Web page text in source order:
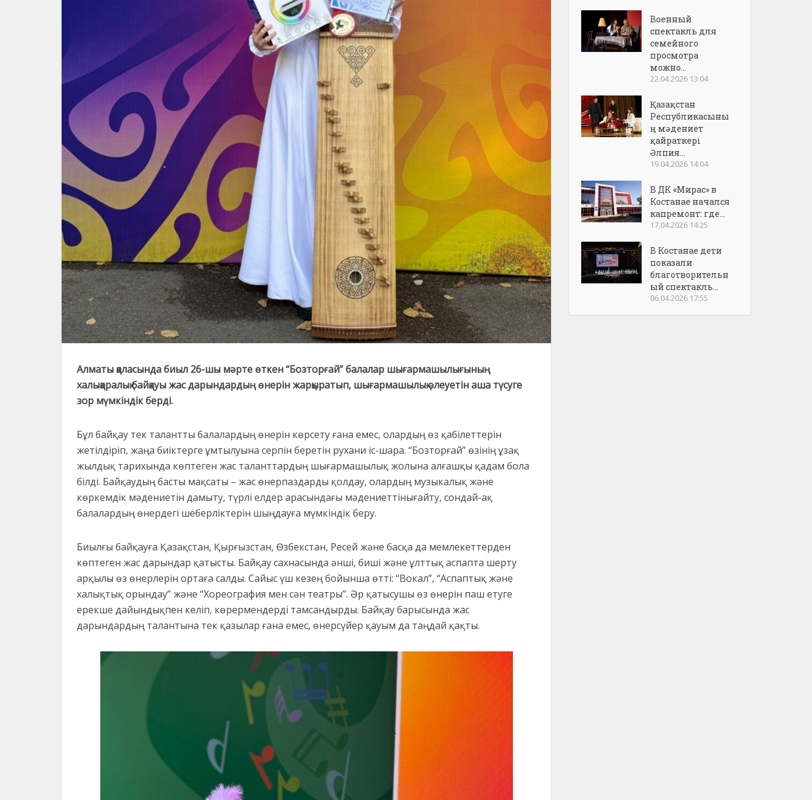
Алматы қаласында биыл 26-шы мәрте өткен“Бозторғай”балалар шығармашылығының
халықаралық байқауы жас дарындардың өнерін жарқыратып, шығармашылық әлеуетін аша түсуге
зор мүмкіндік берді.
Бұл байқау тек талантты балалардың өнерін көрсету ғана емес, олардың өз қабілеттерін
жетілдіріп, жаңа биіктерге ұмтылуына серпін беретін рухани іс-шара. “Бозторғай” өзінің ұзақ
жылдық тарихында көптеген жас таланттардың шығармашылық жолына алғашқы қадам бола
білді. Байқаудың басты мақсаты – жас өнерпаздарды қолдау, олардың музыкалық және
көркемдік мәдениетін дамыту, түрлі елдер арасындағы мәдениеттінығайту, сондай-ақ
балалардың өнердегі шеберліктерін шыңдауға мүмкіндік беру.
Биылғы байқауға Қазақстан, Қырғызстан, Өзбекстан, Ресей және басқа да мемлекеттерден
көптеген жас дарындар қатысты. Байқау сахнасында әнші, биші және ұлттық аспапта шерту
арқылы өз өнерлерін ортаға салды. Сайыс үш кезеңбойынша өтті: “Вокал”, “Аспаптық және
халықтық орындау”және “Хореография мен сән театры”. Әр қатысушы өз өнерін паш етуге
ерекше дайындықпен келіп, көрермендерді тамсандырды. Байқау барысында жас
дарындардың талантына тек қазылар ғана емес, өнерсүйер қауым да таңдай қақты.
Военный
спектакль для
семейного
просмотра
можно...
22.04.2026 13:04
Қазақстан
Республикасыны
ң мәдениет
қайраткері
Әлпия...
19.04.2026 14:04
В ДК «Мирас» в
Костанае начался
капремонт: где...
17.04.2026 14:25
В Костанае дети
показали
благотворительн
ый спектакль...
06.04.2026 17:55